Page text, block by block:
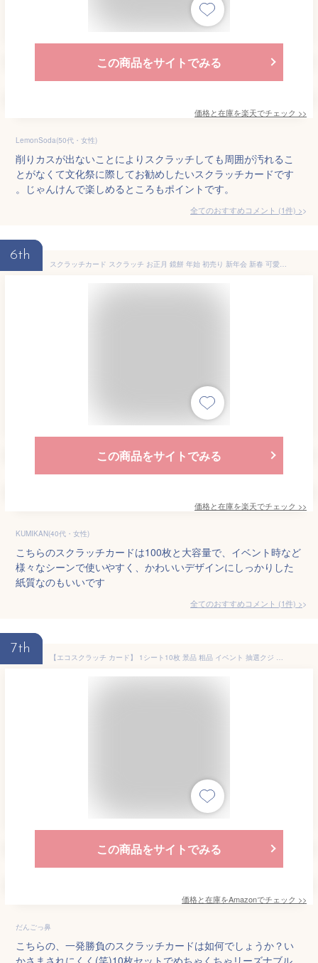
この商品をサイトでみる
価格と在庫を楽天でチェック >>
LemonSoda(50代・女性)
削りカスが出ないことによりスクラッチしても周囲が汚れるこ
とがなくて文化祭に際してお勧めしたいスクラッチカードです
。じゃんけんで楽しめるところもポイントです。
全てのおすすめコメント (1件) >
6th
スクラッチカード スクラッチ お正月 鏡餅 年始 初売り 新年会 新春 可愛い かわいい あたり はずれ 1等 2等 3等 4等 5等 A賞 B賞 C賞 10円引き 50円引き 100円引き 300円引き 選べる 販促 販促品 お店 キャンペーン セール パーティー クジ くじ引き あたりくじ 抽選 100枚
この商品をサイトでみる
価格と在庫を楽天でチェック >>
KUMIKAN(40代・女性)
こちらのスクラッチカードは100枚と大容量で、イベント時など
様々なシーンで使いやすく、かわいいデザインにしっかりした
紙質なのもいいです
全てのおすすめコメント (1件) >
7th
【エコスクラッチ カード】 1シート10枚 景品 粗品 イベント 抽選クジ くじ スクラッチクジ スクラッチくじ (1等)
この商品をサイトでみる
価格と在庫をAmazonでチェック >>
だんごっ鼻
こちらの、一発勝負のスクラッチカードは如何でしょうか？い
かさまされにくく(笑)10枚セットでめちゃくちゃリーズナブル